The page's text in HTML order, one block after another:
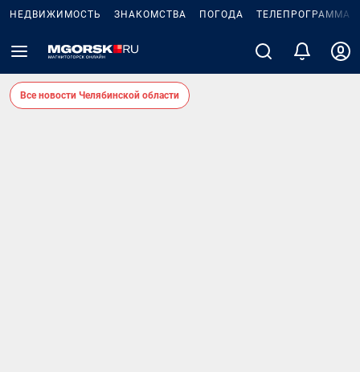
НЕДВИЖИМОСТЬ ЗНАКОМСТВА ПОГОДА ТЕЛЕПРОГРАММА
Все новости Челябинской области